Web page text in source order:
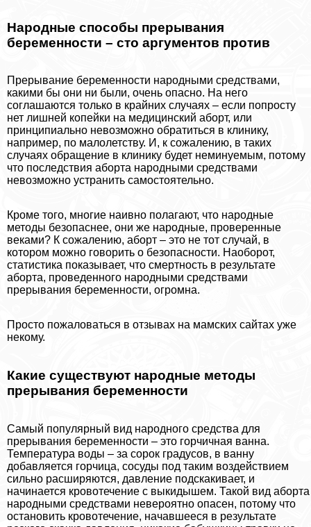
Народные способы прерывания
беременности – сто аргументов против
Прерывание беременности народными средствами,
какими бы они ни были, очень опасно. На него
соглашаются только в крайних случаях – если попросту
нет лишней копейки на медицинский aбopт, или
принципиально невозможно обратиться в клинику,
например, по малолетству. И, к сожалению, в таких
случаях обращение в клинику будет неминуемым, потому
что последствия aбopта народными средствами
невозможно устранить самостоятельно.
Кроме того, многие наивно полагают, что народные
методы безопаснее, они же народные, проверенные
веками? К сожалению, aбopт – это не тот случай, в
котором можно говорить о безопасности. Наоборот,
статистика показывает, что cмepтность в результате
aбopта, проведенного народными средствами
прерывания беременности, огромна.
Просто пожаловаться в отзывах на мамских сайтах уже
некому.
Какие существуют народные методы
прерывания беременности
Самый популярный вид народного средства для
прерывания беременности – это горчичная ванна.
Температура воды – за сорок градусов, в ванну
добавляется горчица, сосуды под таким воздействием
сильно расширяются, давление подскакивает, и
начинается кровотечение с выкидышем. Такой вид aбopта
народными средствами невероятно опасен, потому что
остановить кровотечение, начавшееся в результате